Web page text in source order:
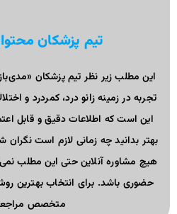
تیم پزشکان
این مطلب زیر نظر تیم پزشکان
تجربه در زمینه زانو درد، کمردرد و
این است که اطلاعات دقیق و قابل
بهتر بدانید چه زمانی لازم است نگران
هیچ مشاوره آنلاین حتی این مطلب
حضوری باشد. برای انتخاب بهترین
متخصص